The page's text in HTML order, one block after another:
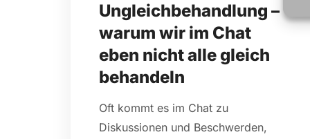
Ungleichbehandlung –
warum wir im Chat
eben nicht alle gleich
behandeln
Oft kommt es im Chat zu
Diskussionen und Beschwerden,